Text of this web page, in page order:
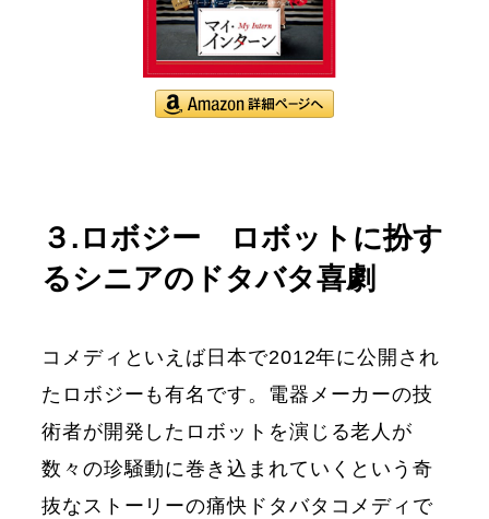
３.ロボジー ロボットに扮す
るシニアのドタバタ喜劇
コメディといえば日本で2012年に公開され
たロボジーも有名です。電器メーカーの技
術者が開発したロボットを演じる老人が
数々の珍騒動に巻き込まれていくという奇
抜なストーリーの痛快ドタバタコメディで